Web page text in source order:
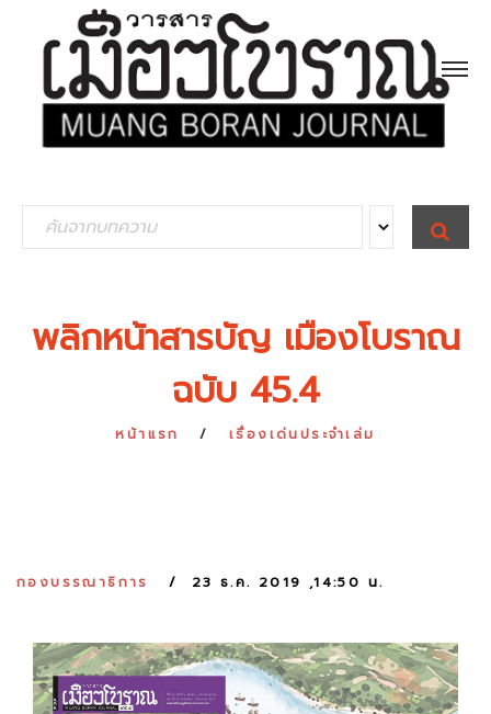
e
S
E
A
พลิกหน้าสารบัญ เมืองโบราณ
ฉบับ 45.4
หน้าแรก เรื่องเด่นประจำเล่ม
กองบรรณาธิการ 23 ธ.ค. 2019 ,14:50 น.